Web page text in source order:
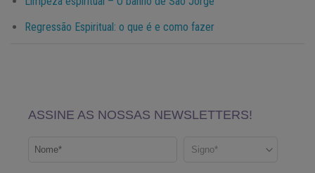
Regressão Espiritual: o que é e como fazer